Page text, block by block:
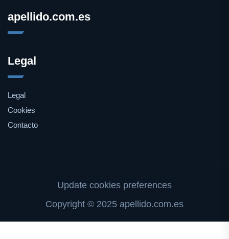
apellido.com.es
Legal
Legal
Cookies
Contacto
Update cookies preferences
Copyright © 2025 apellido.com.es